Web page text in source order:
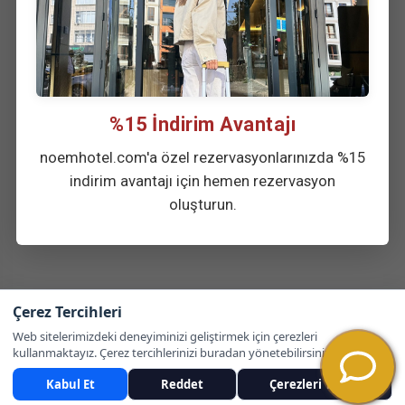
%15 İndirim Avantajı
noemhotel.com'a özel rezervasyonlarınızda %15
indirim avantajı için hemen rezervasyon
oluşturun.
Çerez Tercihleri
Web sitelerimizdeki deneyiminizi geliştirmek için çerezleri
kullanmaktayız. Çerez tercihlerinizi buradan yönetebilirsiniz.
Kabul Et
Reddet Çerezleri Yönet